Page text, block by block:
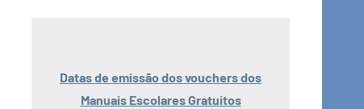
Datas de emissão dos vouchers dos
Manuais Escolares Gratuitos